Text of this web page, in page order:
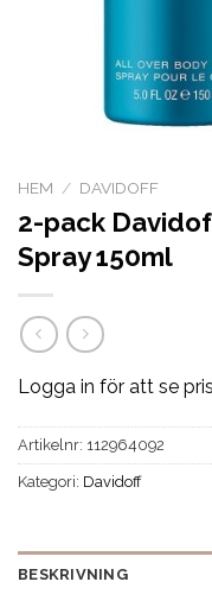
HEM / DAVIDOFF
2-pack
Spray 150ml
Logga in för att se
Artikelnr: 112964092
Kategori: Davidoff
BESKRIVNING